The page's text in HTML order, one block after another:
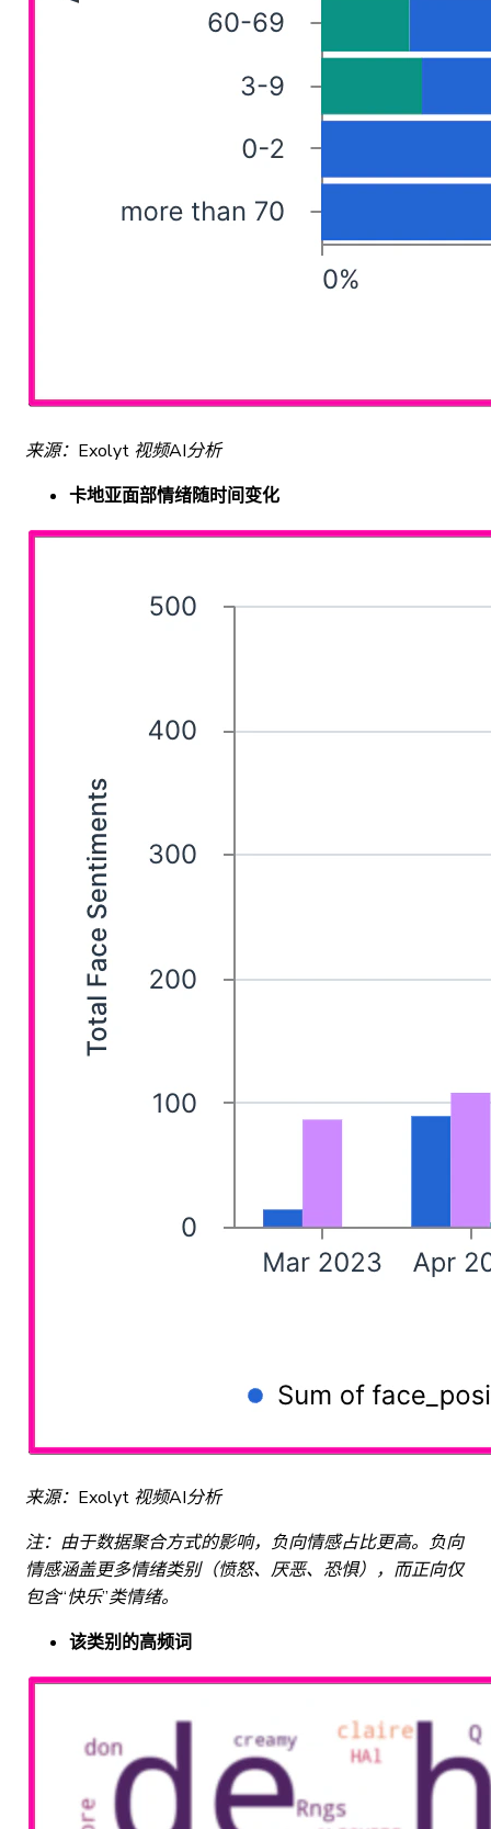
来源：Exolyt 视频AI分析
卡地亚面部情绪随时间变化
来源：Exolyt 视频AI分析
注：由于数据聚合方式的影响，负向情感占比更高。负向
情感涵盖更多情绪类别（愤怒、厌恶、恐惧），而正向仅
包含“快乐”类情绪。
该类别的高频词